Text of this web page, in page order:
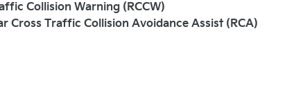
Collision Warning (RCCW)
Cross Traffic Collision Avoidance Assist (RCA)